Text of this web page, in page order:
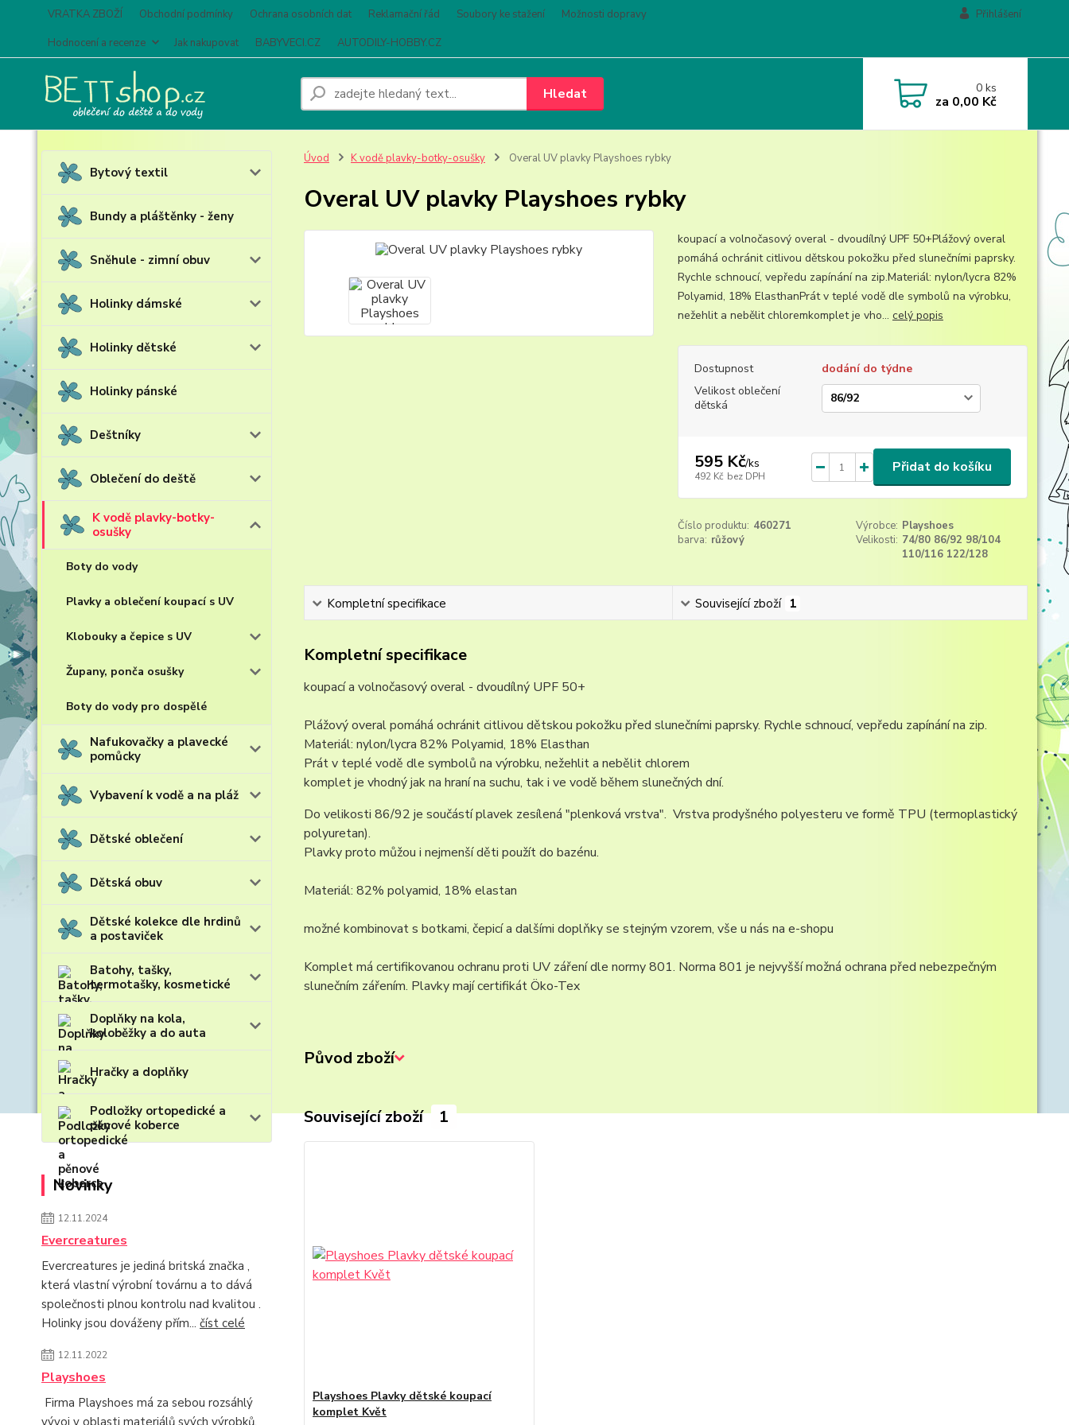
VRATKA ZBOŽÍ Obchodní podmínky Ochrana osobních dat Reklamační řád Soubory ke stažení
Možnosti dopravy
Hodnocení a recenze
Jak nakupovat BABYVECI.CZ AUTODILY-HOBBY.CZ
Přihlášení
Hledat 0ks
za 0,00 Kč
Bytový textil
Bundy a pláštěnky - ženy
Sněhule - zimní obuv
Holinky dámské
Holinky dětské
Holinky pánské
Deštníky
Oblečení do deště
K vodě plavky-botky-
osušky
Boty do vody
Plavky a oblečení koupací s UV
Klobouky a čepice s UV
Župany, ponča osušky
Boty do vody pro dospělé
Nafukovačky a plavecké
pomůcky
Vybavení k vodě a na pláž
Dětské oblečení
Dětská obuv
Dětské kolekce dle hrdinů
a postaviček
Batohy, tašky,
termotašky, kosmetické
Doplňky na kola,
koloběžky a do auta
Hračky a doplňky
Podložky ortopedické a
pěnové koberce
Novinky
12.11.2024
Evercreatures
Evercreatures je jediná britská značka ,
která vlastní výrobní továrnu a to dává
společnosti plnou kontrolu nad kvalitou .
Holinky jsou dováženy přím... číst celé
12.11.2022
Playshoes
Firma Playshoes má za sebou rozsáhlý
vývoj v oblasti materiálů svých výrobků.
Úvod K vodě plavky-botky-osušky Overal UV plavky Playshoes rybky
Overal UV plavky Playshoes rybky
koupací a volnočasový overal - dvoudílný UPF 50+Plážový overal
pomáhá ochránit citlivou dětskou pokožku před slunečními paprsky.
Rychle schnoucí, vepředu zapínání na zip.Materiál: nylon/lycra 82%
Polyamid, 18% ElasthanPrát v teplé vodě dle symbolů na výrobku,
nežehlit a nebělit chloremkomplet je vho... celý popis
Dostupnost
dodání do týdne
Velikost oblečení
dětská
595 Kč/ks
492 Kč bez DPH
Přidat do košíku
Číslo produktu: 460271 Výrobce: Playshoes
barva: růžový Velikosti: 74/80 86/92 98/104
110/116 122/128
Kompletní specifikace Související zboží 1
Kompletní specifikace
koupací a volnočasový overal - dvoudílný UPF 50+
Plážový overal pomáhá ochránit citlivou dětskou pokožku před slunečními paprsky. Rychle schnoucí, vepředu zapínání na zip.
Materiál: nylon/lycra 82% Polyamid, 18% Elasthan
Prát v teplé vodě dle symbolů na výrobku, nežehlit a nebělit chlorem
komplet je vhodný jak na hraní na suchu, tak i ve vodě během slunečných dní.
Do velikosti 86/92 je součástí plavek zesílená "plenková vrstva". Vrstva prodyšného polyesteru ve formě TPU (termoplastický
polyuretan).
Plavky proto můžou i nejmenší děti použít do bazénu.
Materiál: 82% polyamid, 18% elastan
možné kombinovat s botkami, čepicí a dalšími doplňky se stejným vzorem, vše u nás na e-shopu
Komplet má certifikovanou ochranu proti UV záření dle normy 801. Norma 801 je nejvyšší možná ochrana před nebezpečným
slunečním zářením. Plavky mají certifikát Öko-Tex
Původ zboží
Související zboží 1
Playshoes Plavky dětské koupací
komplet Květ